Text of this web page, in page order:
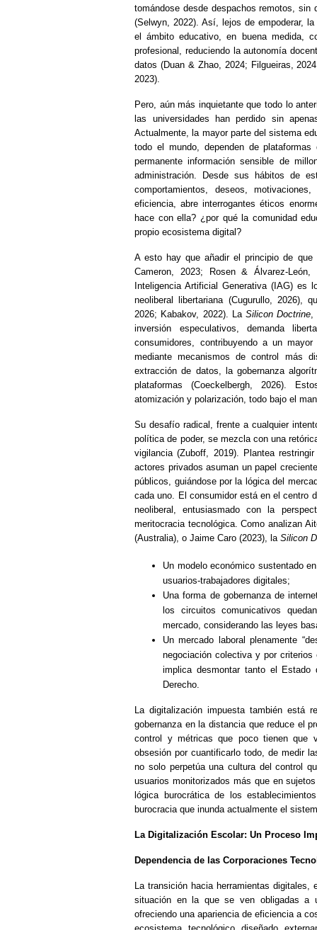
tomándose desde despachos remotos,
(Selwyn, 2022). Así, lejos de empoderar,
el ámbito educativo, en buena medida,
profesional, reduciendo la autonomía
datos (Duan & Zhao, 2024; Filgueiras,
2023).
Pero, aún más inquietante que todo lo
las universidades han perdido sin
Actualmente, la mayor parte del sistema
todo el mundo, dependen de
permanente información sensible de
administración. Desde sus hábitos de
comportamientos, deseos,
eficiencia, abre interrogantes éticos
hace con ella? ¿por qué la comunidad
propio ecosistema digital?
A esto hay que añadir el principio de
Cameron, 2023; Rosen & Álvarez-
Inteligencia Artificial Generativa (IAG) es
neoliberal libertariana (Cugurullo, 2026),
2026; Kabakov, 2022). La Silicon Doctrine,
inversión especulativos, demanda
consumidores, contribuyendo a un
mediante mecanismos de control más
extracción de datos, la gobernanza
plataformas (Coeckelbergh, 2026).
atomización y polarización, todo bajo el
Su desafío radical, frente a cualquier
política de poder, se mezcla con una
vigilancia (Zuboff, 2019). Plantea
actores privados asuman un papel
públicos, guiándose por la lógica del
cada uno. El consumidor está en el centro
neoliberal, entusiasmado con la
meritocracia tecnológica. Como analizan
(Australia), o Jaime Caro (2023), laSilicon
Un modelo económico sustentado
usuarios‑trabajadores digitales;
Una forma de gobernanza de
los circuitos comunicativos
mercado, considerando las leyes
Un mercado laboral plenamente
negociación colectiva y por
implica desmontar tanto el
Derecho.
La digitalización impuesta también está
gobernanza en la distancia que reduce el
control y métricas que poco tienen que
obsesión por cuantificarlo todo, de medir
no solo perpetúa una cultura del control
usuarios monitorizados más que en
lógica burocrática de los
burocracia que inunda actualmente el
La Digitalización Escolar: Un Proceso
Dependencia de las Corporaciones
La transición hacia herramientas
situación en la que se ven obligadas a
ofreciendo una apariencia de eficiencia a